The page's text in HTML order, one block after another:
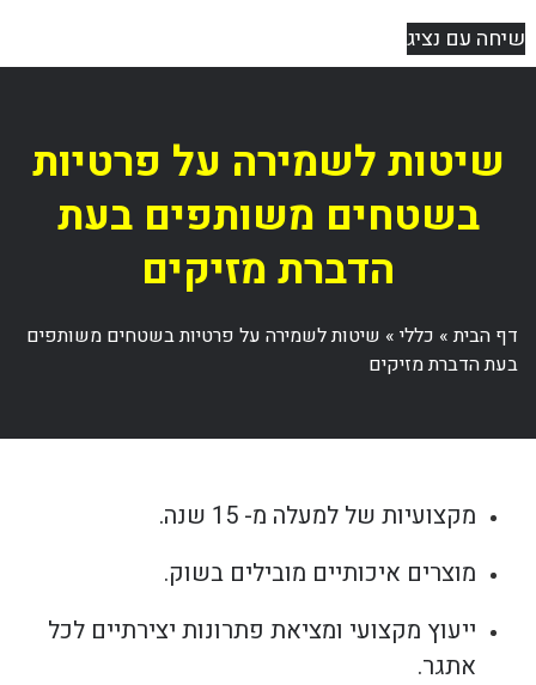
שיחה עם נציג
שיטות לשמירה על פרטיות
בשטחים משותפים בעת
הדברת מזיקים
דף הבית» כללי» שיטות לשמירה על פרטיות בשטחים משותפים
בעת הדברת מזיקים
מקצועיות של למעלה מ- 15 שנה.
מוצרים איכותיים מובילים בשוק.
ייעוץ מקצועי ומציאת פתרונות יצירתיים לכל
אתגר.